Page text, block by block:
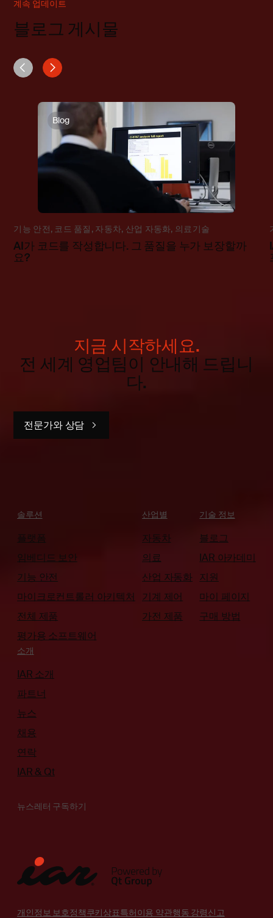
계속 업데이트
블로그 게시물
Blog
기능 안전, 코드 품질 , 자동차, 산업 자동화, 의료기술
AI가 코드를 작성합니다. 그 품질을 누가 보장할까
요?
지금 시작하세요.
전 세계 영업팀이 안내해 드립니
다.
전문가와 상담
솔루션
플랫폼
임베디드 보안
기능 안전
마이크로컨트롤러 아키텍처
전체 제품
평가용 소프트웨어
산업별
자동차
의료
산업 자동화
기계 제어
가전 제품
기술 정보
블로그
IAR 아카데미
지원
마이 페이지
구매 방법
소개
IAR 소개
파트너
뉴스
채용
연락
IAR & Qt
뉴스레터 구독하기
개인정보 보호정책쿠키상표특허이용 약관행동 강령신고